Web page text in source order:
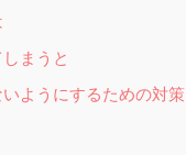
まうと
ようにするための対策